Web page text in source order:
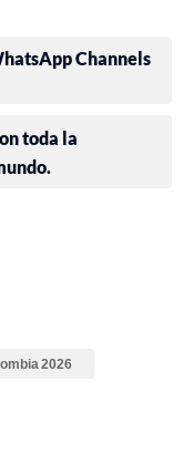
Channels
toda la
2026